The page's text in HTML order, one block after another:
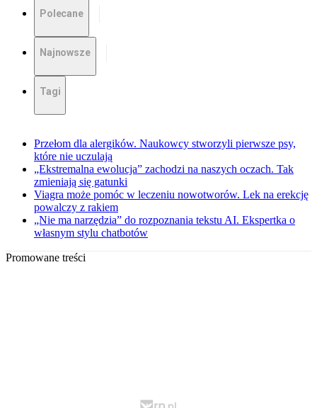
Polecane
Najnowsze
Tagi
Przełom dla alergików. Naukowcy stworzyli pierwsze psy,
które nie uczulają
„Ekstremalna ewolucja” zachodzi na naszych oczach. Tak
zmieniają się gatunki
Viagra może pomóc w leczeniu nowotworów. Lek na erekcję
powalczy z rakiem
„Nie ma narzędzia” do rozpoznania tekstu AI. Ekspertka o
własnym stylu chatbotów
Promowane treści